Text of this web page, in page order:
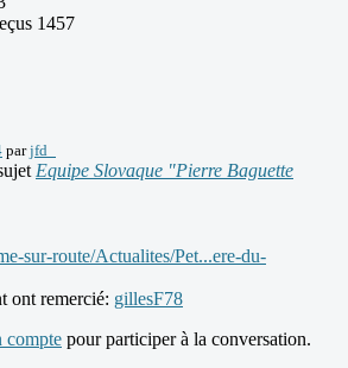
1457
parjfd_
Equipe Slovaque "Pierre Baguette
sur-route/Actualites/Pet...ere-du-
ont remercié: gillesF78
compte pour participer à la conversation.